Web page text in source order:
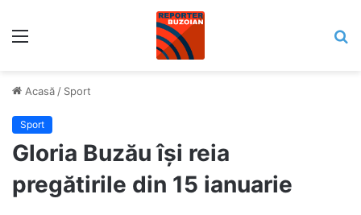
Acasă / Sport
Sport
Gloria Buzău își reia
pregătirile din 15 ianuarie